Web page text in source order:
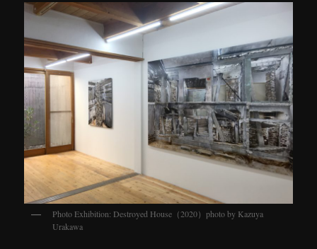
Photo Exhibition: Destroyed House（2020）photo by Kazuya
Urakawa